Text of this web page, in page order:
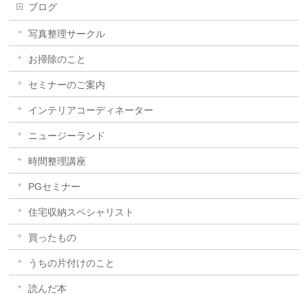
ブログ
写真整理サークル
お掃除のこと
セミナーのご案内
インテリアコーディネーター
ニュージーランド
時間整理講座
PGセミナー
住宅収納スペシャリスト
買ったもの
うちの片付けのこと
読んだ本